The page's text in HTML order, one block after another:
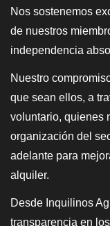
Nos sostenemos
de nuestros
independencia
Nuestro
que sean ellos, a
voluntario, quienes
organización del
adelante para
alquiler.
Desde Inquilinos
transparencia en